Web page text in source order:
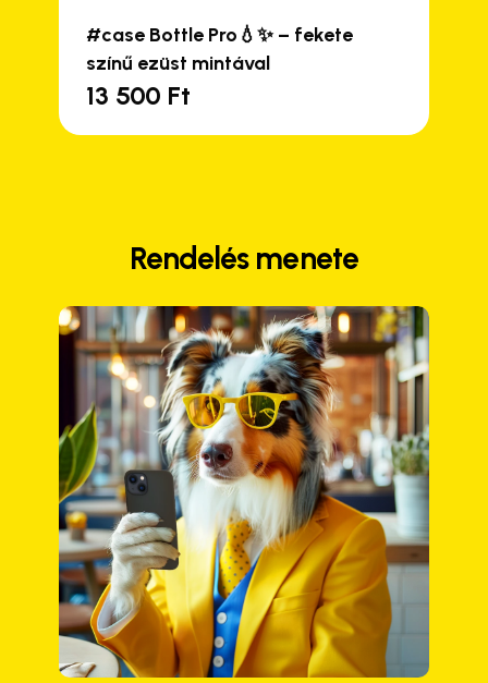
#case Bottle Pro💧✨ – fekete
színű ezüst mintával
13 500 Ft
Rendelés menete